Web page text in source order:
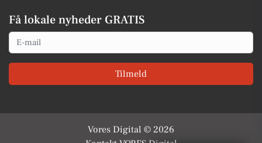
Få lokale nyheder GRATIS
Email
Tilmeld
Vores Digital © 2026